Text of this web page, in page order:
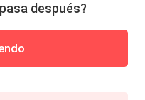
después?